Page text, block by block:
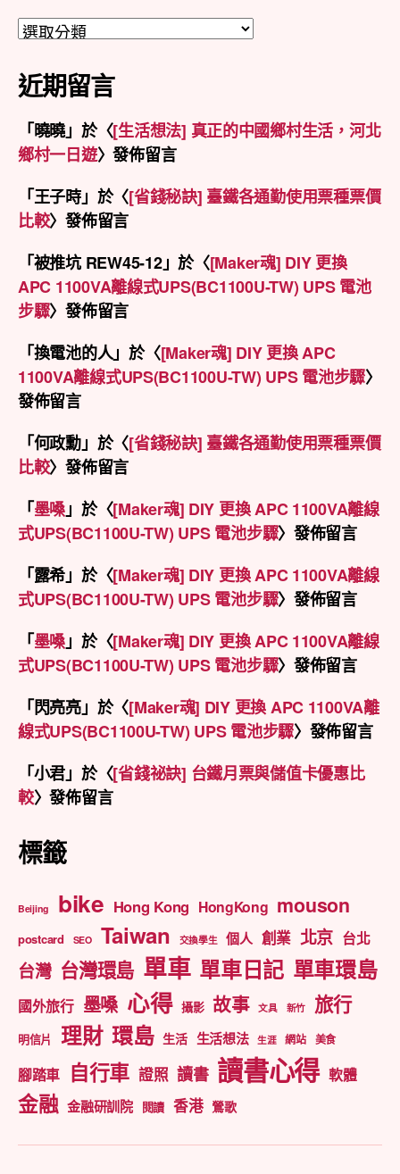
分
近期留言
「曉曉」於〈[生活想法] 真正的中國鄉村生活，河北
鄉村一日遊〉發佈留言
「王子時」於〈[省錢秘訣] 臺鐵各通勤使用票種票價
比較〉發佈留言
「被推坑 REW45-12」於〈[Maker魂] DIY 更換
APC 1100VA離線式UPS(BC1100U-TW) UPS 電池
步驟〉發佈留言
「換電池的人」於〈[Maker魂] DIY 更換 APC
1100VA離線式UPS(BC1100U-TW) UPS 電池步驟〉
發佈留言
「何政勳」於〈[省錢秘訣] 臺鐵各通勤使用票種票價
比較〉發佈留言
「墨嗓」於〈[Maker魂] DIY 更換 APC 1100VA離線
式UPS(BC1100U-TW) UPS 電池步驟〉發佈留言
「露希」於〈[Maker魂] DIY 更換 APC 1100VA離線
式UPS(BC1100U-TW) UPS 電池步驟〉發佈留言
「墨嗓」於〈[Maker魂] DIY 更換 APC 1100VA離線
式UPS(BC1100U-TW) UPS 電池步驟〉發佈留言
「閃亮亮」於〈[Maker魂] DIY 更換 APC 1100VA離
線式UPS(BC1100U-TW) UPS 電池步驟〉發佈留言
「小君」於〈[省錢祕訣] 台鐵月票與儲值卡優惠比
較〉發佈留言
標籤
Beijing bike Hong Kong HongKong mouson
postcard SEO Taiwan 交換學生 個人 創業 北京 台北
台灣 台灣環島 單車 單車日記 單車環島
國外旅行 墨嗓 心得 攝影 故事 文具 新竹 旅行
明信片 理財 環島 生活 生活想法 生涯 網站 美食
腳踏車 自行車 證照 讀書 讀書心得 軟體
金融 金融研訓院 閱讀 香港 鶯歌